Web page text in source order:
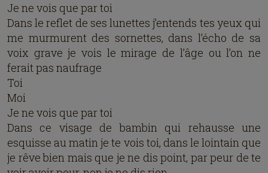
Je ne vois que par toi
Dans le reflet de ses lunettes j’entends tes yeux qui
me murmurent des sornettes, dans l’écho de sa
voix grave je vois le mirage de l’âge ou l’on ne
ferait pas naufrage
Toi
Moi
Je ne vois que par toi
Dans ce visage de bambin qui rehausse une
esquisse au matin je te vois toi, dans le lointain que
je rêve bien mais que je ne dis point, par peur de te